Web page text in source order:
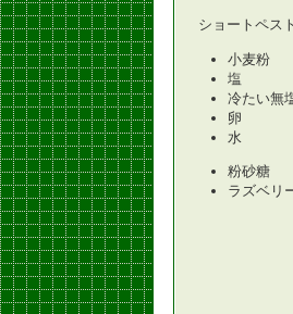
ショートペス
小麦
塩
冷たい無
卵
水
粉砂糖
ラズベリ